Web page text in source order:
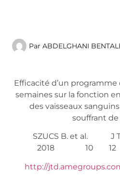
Par ABDELGHANI
Efficacité d’un
semaines sur la fonction
des vaisseaux
souffrant de
SZUCS B. et al.
2018 10 12
http://